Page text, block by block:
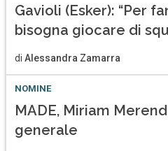
Gavioli (Esker): “Per
bisogna giocare di
di Alessandra Zamarra
NOMINE
MADE, Miriam
generale